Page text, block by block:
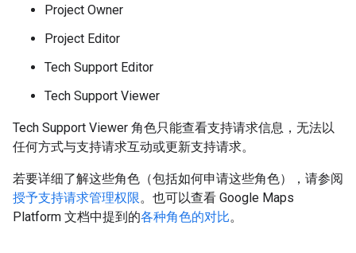
Project Owner
Project Editor
Tech Support Editor
Tech Support Viewer
Tech Support Viewer 角色只能查看支持请求信息，无法以
任何方式与支持请求互动或更新支持请求。
若要详细了解这些角色（包括如何申请这些角色），请参阅
授予支持请求管理权限。也可以查看 Google Maps
Platform 文档中提到的各种角色的对比。